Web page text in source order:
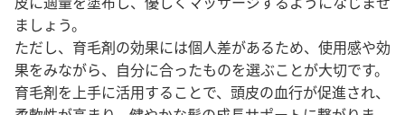
ましょう。
ただし、育毛剤の効果には個人差があるため、使用感や効
果をみながら、自分に合ったものを選ぶことが大切です。
育毛剤を上手に活用することで、頭皮の血行が促進され、